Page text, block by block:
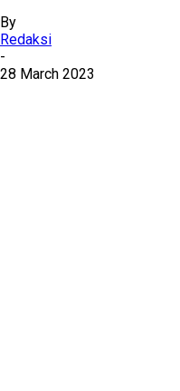
By
Redaksi
-
28 March 2023